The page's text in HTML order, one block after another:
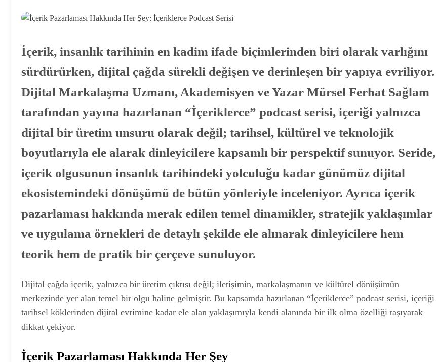
İçerik, insanlık tarihinin en kadim ifade biçimlerinden biri olarak varlığını
sürdürürken, dijital çağda sürekli değişen ve derinleşen bir yapıya evriliyor.
Dijital Markalaşma Uzmanı, Akademisyen ve Yazar Mürsel Ferhat Sağlam
tarafından yayına hazırlanan “İçeriklerce” podcast serisi, içeriği yalnızca
dijital bir üretim unsuru olarak değil; tarihsel, kültürel ve teknolojik
boyutlarıyla ele alarak dinleyicilere kapsamlı bir perspektif sunuyor. Seride,
içerik olgusunun insanlık tarihindeki yolculuğu kadar günümüz dijital
ekosistemindeki dönüşümü de bütün yönleriyle inceleniyor. Ayrıca içerik
pazarlaması hakkında merak edilen temel dinamikler, stratejik yaklaşımlar
ve uygulama örnekleri de detaylı şekilde ele alınarak dinleyicilere hem
teorik hem de pratik bir çerçeve sunuluyor.
Dijital çağda içerik, yalnızca bir üretim çıktısı değil; iletişimin, markalaşmanın ve kültürel dönüşümün
merkezinde yer alan temel bir olgu haline gelmiştir. Bu kapsamda hazırlanan “İçeriklerce” podcast serisi, içeriği
tarihsel köklerinden dijital evrimine kadar ele alan yaklaşımıyla kendi alanında bir ilk olma özelliği taşıyarak
dikkat çekiyor.
İçerik Pazarlaması Hakkında Her Şey